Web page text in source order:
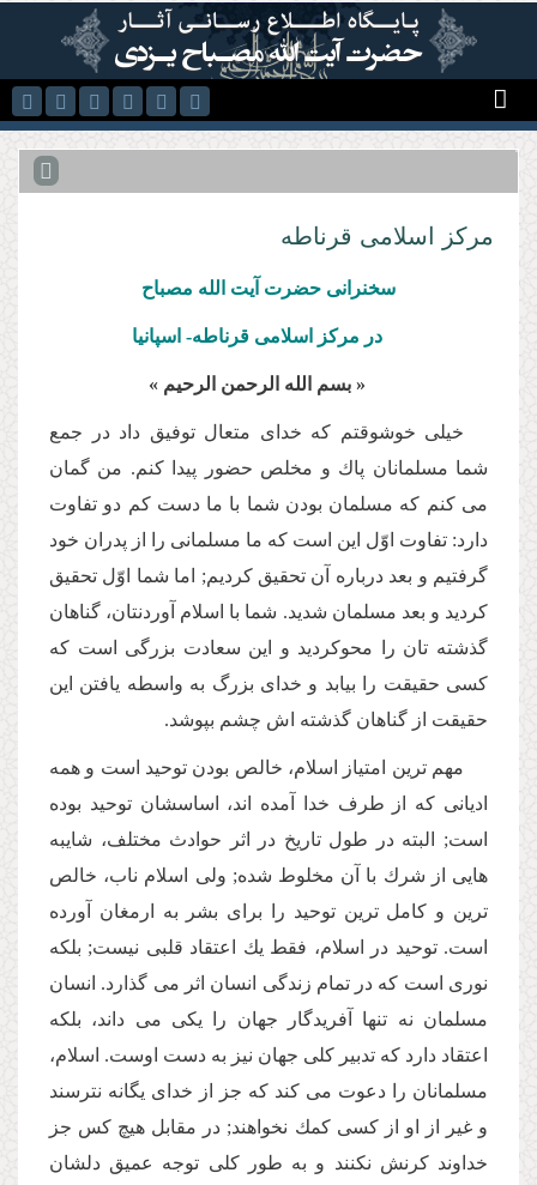
رفتن به محتوای اصلی
مرکز اسلامی قرناطه
سخنرانى حضرت آیت الله مصباح
در مركز اسلامى قرناطه- اسپانیا
« بسم الله الرحمن الرحیم »
خیلى خوشوقتم كه خداى متعال توفیق داد در جمع
شما مسلمانان پاك و مخلص حضور پیدا كنم. من گمان
مى كنم كه مسلمان بودن شما با ما دست كم دو تفاوت
دارد: تفاوت اوّل این است كه ما مسلمانى را از پدران خود
گرفتیم و بعد درباره آن تحقیق كردیم; اما شما اوّل تحقیق
كردید و بعد مسلمان شدید. شما با اسلام آوردنتان، گناهان
گذشته تان را محوكردید و این سعادت بزرگى است كه
كسى حقیقت را بیابد و خداى بزرگ به واسطه یافتن این
حقیقت از گناهان گذشته اش چشم بپوشد.
مهم ترین امتیاز اسلام، خالص بودن توحید است و همه
ادیانى كه از طرف خدا آمده اند، اساسشان توحید بوده
است; البته در طول تاریخ در اثر حوادث مختلف، شایبه
هایى از شرك با آن مخلوط شده; ولى اسلام ناب، خالص
ترین و كامل ترین توحید را براى بشر به ارمغان آورده
است. توحید در اسلام، فقط یك اعتقاد قلبى نیست; بلكه
نورى است كه در تمام زندگى انسان اثر مى گذارد. انسان
مسلمان نه تنها آفریدگار جهان را یكى مى داند، بلكه
اعتقاد دارد كه تدبیر كلى جهان نیز به دست اوست. اسلام،
مسلمانان را دعوت مى كند كه جز از خداى یگانه نترسند
و غیر از او از كسى كمك نخواهند; در مقابل هیچ كس جز
خداوند كرنش نكنند و به طور كلى توجه عمیق دلشان